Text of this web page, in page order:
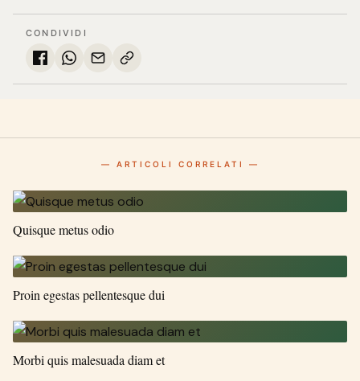
CONDIVIDI
— ARTICOLI CORRELATI —
Quisque metus odio
Proin egestas pellentesque dui
Morbi quis malesuada diam et